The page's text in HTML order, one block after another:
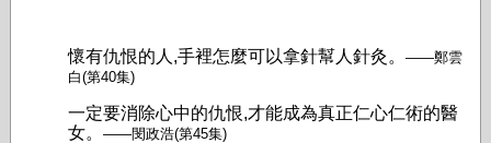
懷有仇恨的人,手裡怎麼可以拿針幫人針灸。 ——鄭雲
白(第40集)
一定要消除心中的仇恨,才能成為真正仁心仁術的醫
女。 ——閔政浩(第45集)